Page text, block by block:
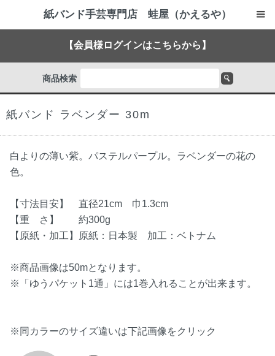
紙バンド手芸専門店 蛙屋（かえるや）
【会員様ログインはこちらから】
商品検索
紙バンド ラベンダー 30m
白よりの薄い紫。パステルパープル。ラベンダーの花の
色。
【寸法目安】 直径21cm 巾1.3cm
【重 さ】 約300g
【原紙・加工】原紙：日本製 加工：ベトナム
※商品画像は50mとなります。
※「ゆうパケット1通」には1巻入れることが出来ます。
※同カラーのサイズ違いは下記画像をクリック